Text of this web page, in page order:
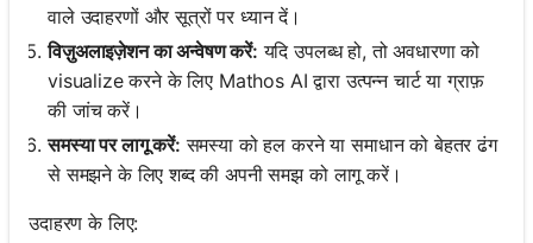
वाले उदाहरणों और सूत्रों पर ध्यान दें।
विज़ुअलाइज़ेशन का अन्वेषण करें: यदि उपलब्ध हो, तो अवधारणा को
visualize करने के लिए Mathos AI द्वारा उत्पन्न चार्ट या ग्राफ़
की जांच करें।
समस्या पर लागू करें: समस्या को हल करने या समाधान को बेहतर ढंग
से समझने के लिए शब्द की अपनी समझ को लागू करें।
उदाहरण के लिए: